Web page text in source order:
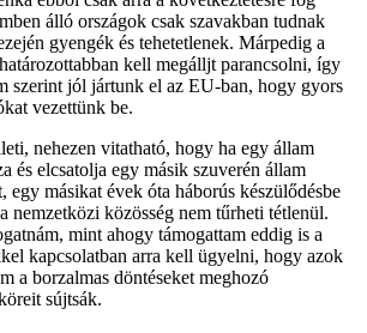
álló országok csak szavakban tudnak
gyengék és tehetetlenek. Márpedig a
kell megálljt parancsolni, így
szerint jól jártunk el az EU-ban, hogy gyors
vezettünk be.
nehezen vitatható, hogy ha egy állam
és elcsatolja egy másik szuverén állam
egy másikat évek óta háborús készülődésbe
nemzetközi közösség nem tűrheti tétlenül.
mint ahogy támogattam eddig is a
kapcsolatban arra kell ügyelni, hogy azok
a borzalmas döntéseket meghozó
sújtsák.